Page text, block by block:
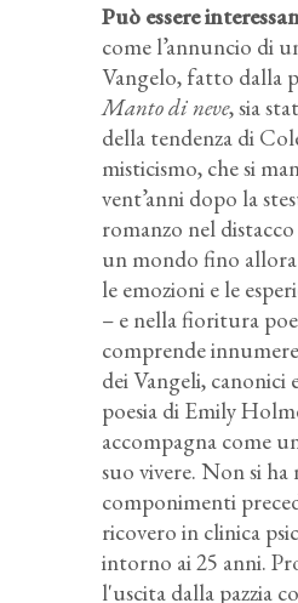
Può essere
come l’annuncio di
Vangelo, fatto dalla
Manto di neve, sia
della tendenza di
misticismo, che si
vent’anni dopo la
romanzo nel
un mondo fino
le emozioni e le
– e nella fioritura
comprende
dei Vangeli, canonici
poesia di Emily
accompagna come
suo vivere. Non si ha
componimenti
ricovero in clinica
intorno ai 25 anni.
l'uscita dalla pazzia